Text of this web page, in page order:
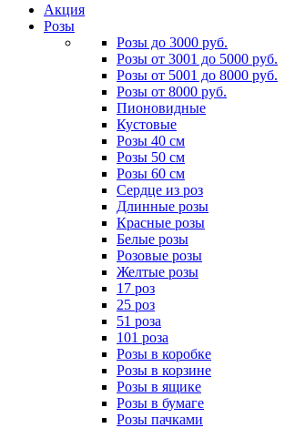
Акция
Розы
Розы до 3000 руб.
Розы от 3001 до 5000 руб.
Розы от 5001 до 8000 руб.
Розы от 8000 руб.
Пионовидные
Кустовые
Розы 40 см
Розы 50 см
Розы 60 см
Сердце из роз
Длинные розы
Красные розы
Белые розы
Розовые розы
Желтые розы
17 роз
25 роз
51 роза
101 роза
Розы в коробке
Розы в корзине
Розы в ящике
Розы в бумаге
Розы пачками